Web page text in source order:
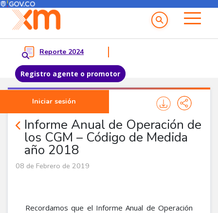
Pasar al contenido principal
Menú del Usuario
Reporte 2024
Registro agente o promotor
Iniciar sesión
Menu principal
Informe Anual de Operación de
los CGM – Código de Medida
año 2018
Noticias Agentes
08 de Febrero de 2019
Recordamos que el Informe Anual de Operación